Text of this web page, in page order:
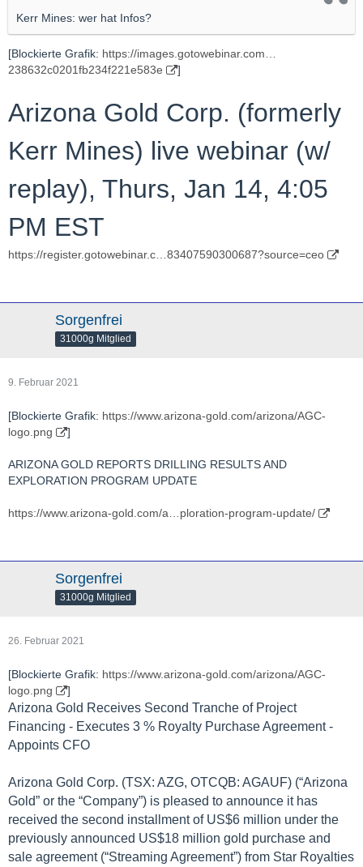
Kerr Mines: wer hat Infos?
[Blockierte Grafik: https://images.gotowebinar.com…
238632c0201fb234f221e583e
]
Arizona Gold Corp. (formerly
Kerr Mines) live webinar (w/
replay), Thurs, Jan 14, 4:05
PM EST
https://register.gotowebinar.c…83407590300687?source=ceo
Sorgenfrei
31000g Mitglied
9. Februar 2021
[Blockierte Grafik: https://www.arizona-gold.com/arizona/AGC-
logo.png
]
ARIZONA GOLD REPORTS DRILLING RESULTS AND
EXPLORATION PROGRAM UPDATE
https://www.arizona-gold.com/a…ploration-program-update/
Sorgenfrei
31000g Mitglied
26. Februar 2021
[Blockierte Grafik: https://www.arizona-gold.com/arizona/AGC-
logo.png
]
Arizona Gold Receives Second Tranche of Project
Financing - Executes 3 % Royalty Purchase Agreement -
Appoints CFO
Arizona Gold Corp. (TSX: AZG, OTCQB: AGAUF) (“Arizona
Gold” or the “Company”) is pleased to announce it has
received the second installment of US$6 million under the
previously announced US$18 million gold purchase and
sale agreement (“Streaming Agreement”) from Star Royalties